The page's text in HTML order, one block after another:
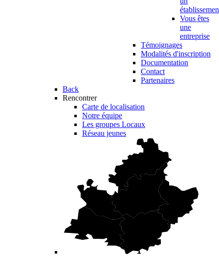
Vous êtes
une
entreprise
Témoignages
Modalités d'inscription
Documentation
Contact
Partenaires
Back
Rencontrer
Carte de localisation
Notre équipe
Les groupes Locaux
Réseau jeunes